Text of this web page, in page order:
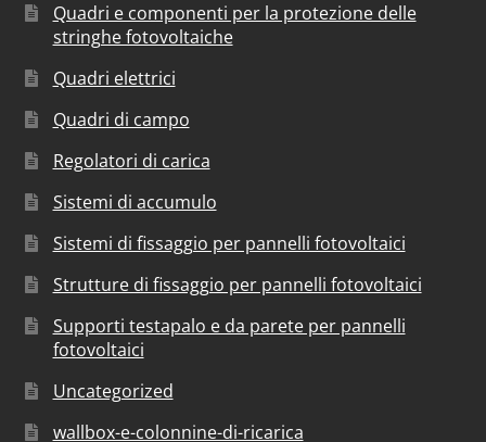
Quadri e componenti per la protezione delle
stringhe fotovoltaiche
Quadri elettrici
Quadri di campo
Regolatori di carica
Sistemi di accumulo
Sistemi di fissaggio per pannelli fotovoltaici
Strutture di fissaggio per pannelli fotovoltaici
Supporti testapalo e da parete per pannelli
fotovoltaici
Uncategorized
wallbox-e-colonnine-di-ricarica